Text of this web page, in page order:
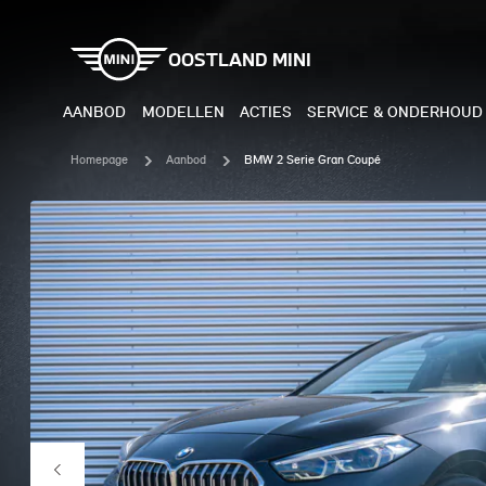
OOSTLAND MINI
AANBOD MODELLEN
ELEKTRISCH
MINI COOPER ELECTRIC
MINI ACEMAN ELECTRIC
MINI COUNTRYMAN ELECTRIC
JOHN COOPER WORKS
ELECTRIC
MINI
MINI
MINI
MINI
ACTIES SERVICE & ONDERHOUD
Homepage Aanbod BMW 2 Serie Gran Coupé